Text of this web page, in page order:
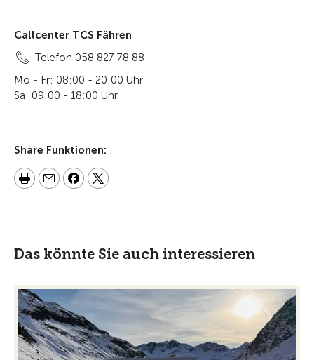
Callcenter TCS Fähren
Telefon 058 827 78 88
Mo - Fr: 08:00 - 20:00 Uhr
Sa: 09:00 - 18:00 Uhr
Share Funktionen:
Das könnte Sie auch interessieren